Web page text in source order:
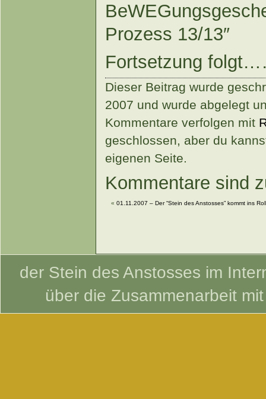
Prozess 13/13″
Fortsetzung
Dieser Beitrag wurde
2007 und wurde abgelegt
Kommentare verfolgen mit
geschlossen, aber du
eigenen Seite.
Kommentare sind
« 01.11.2007 – Der “Stein des Anstosses” kommt ins
der Stein des Anstosses im
über die Zusammenarbeit